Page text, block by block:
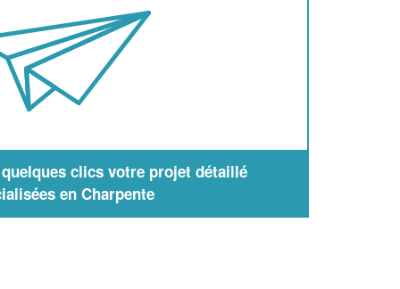
clics votre projet détaillé
en Charpente